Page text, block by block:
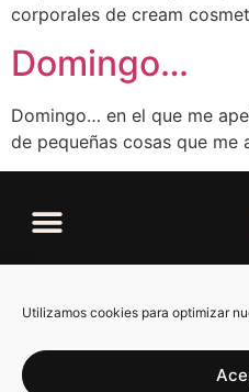
Utilizamos cookies para optimizar
corporales de cream
Domingo…
Domingo… en el que me
de pequeñas cosas que me